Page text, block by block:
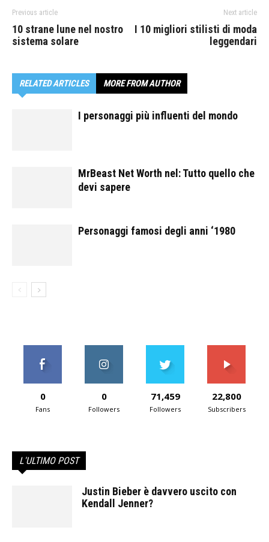
Previous article
10 strane lune nel nostro
sistema solare
Next article
I 10 migliori stilisti di moda
leggendari
RELATED ARTICLES MORE FROM AUTHOR
I personaggi più influenti del mondo
MrBeast Net Worth nel: Tutto quello che
devi sapere
Personaggi famosi degli anni ‘1980
0
Fans
0
Followers
71,459
Followers
22,800
Subscribers
L'ULTIMO POST
Justin Bieber è davvero uscito con
Kendall Jenner?